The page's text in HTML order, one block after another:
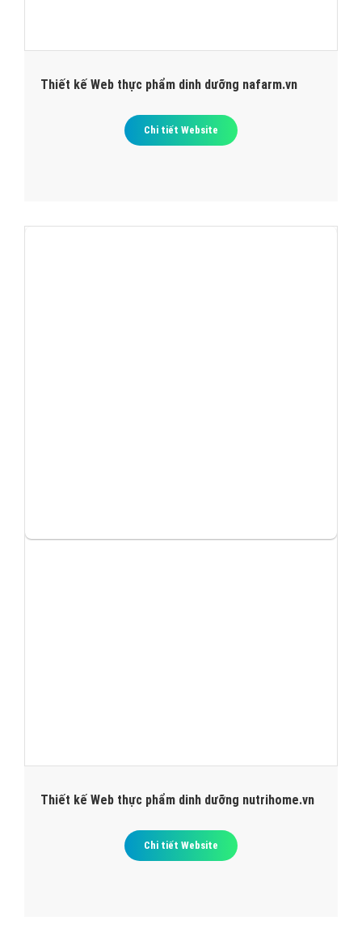
Thiết kế Web thực phẩm dinh dưỡng nafarm.vn
Chi tiết Website
Thiết kế Web thực phẩm dinh dưỡng nutrihome.vn
Chi tiết Website